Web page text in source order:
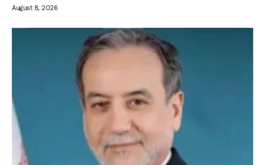
August 8, 2026